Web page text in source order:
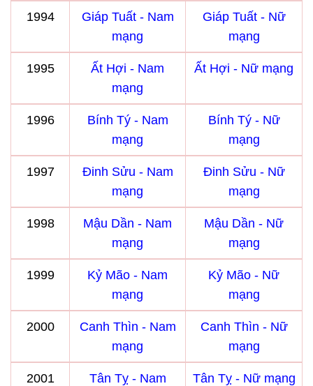
1994
Giáp Tuất - Nam
mạng
Giáp Tuất - Nữ
mạng
1995
Ất Hợi - Nam
mạng
Ất Hợi - Nữ mạng
1996
Bính Tý - Nam
mạng
Bính Tý - Nữ
mạng
1997
Đinh Sửu - Nam
mạng
Đinh Sửu - Nữ
mạng
1998
Mậu Dần - Nam
mạng
Mậu Dần - Nữ
mạng
1999
Kỷ Mão - Nam
mạng
Kỷ Mão - Nữ
mạng
2000
Canh Thìn - Nam
mạng
Canh Thìn - Nữ
mạng
2001
Tân Tỵ - Nam
Tân Tỵ - Nữ mạng